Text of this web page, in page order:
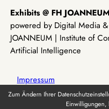
Exhibits @ FH
powered by Digital Media &
JOANNEUM | Institute of
Artificial Intelligence
Impressum
Zum Ändern Ihrer